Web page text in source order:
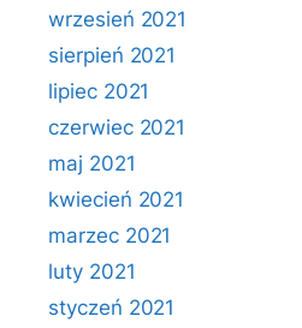
wrzesień 2021
sierpień 2021
lipiec 2021
czerwiec 2021
maj 2021
kwiecień 2021
marzec 2021
luty 2021
styczeń 2021